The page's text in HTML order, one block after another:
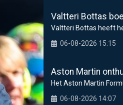
06-08-2026 15:15
06-08-2026 14:07